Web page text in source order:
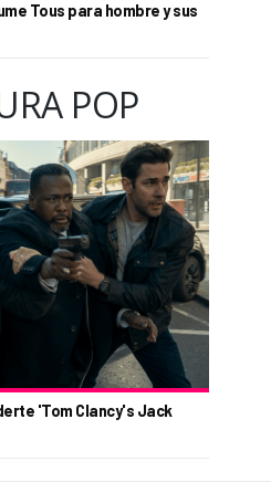
Tous para hombre y sus
POP
'Tom Clancy's Jack